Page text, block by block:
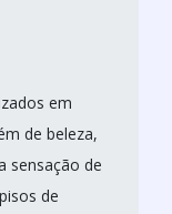
em
de beleza,
sensação de
de